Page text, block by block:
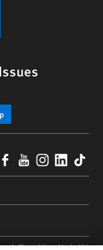
Facebook
YouTube
Floor | New York,NY